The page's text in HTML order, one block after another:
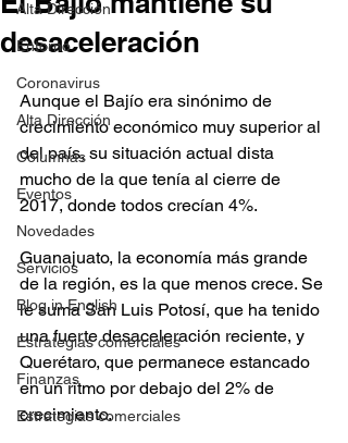
Alta Dirección
Entorno
Coronavirus
Alta Dirección
Columnas
Eventos
Novedades
Servicios
Blog in English
Estrategias comerciales
Finanzas
Estrategias comerciales
desaceleración
Aunque el Bajío era sinónimo de
crecimiento económico muy superior al
del país, su situación actual dista
mucho de la que tenía al cierre de
2017, donde todos crecían 4%.
Guanajuato, la economía más grande
de la región, es la que menos crece. Se
le suma San Luis Potosí, que ha tenido
una fuerte desaceleración reciente, y
Querétaro, que permanece estancado
en un ritmo por debajo del 2% de
crecimiento.